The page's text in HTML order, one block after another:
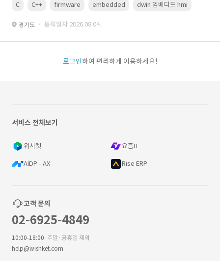
C C++ firmware embedded dwin 임베디드 hmi
경기도 · 등록일자 2026.08.04.
로그인하여 편리하게 이용하세요!
서비스 전체보기
위시켓 요즘IT
AIDP - AX Rise ERP
고객 문의
02-6925-4849
10:00-18:00 주말·공휴일 제외
help@wishket.com